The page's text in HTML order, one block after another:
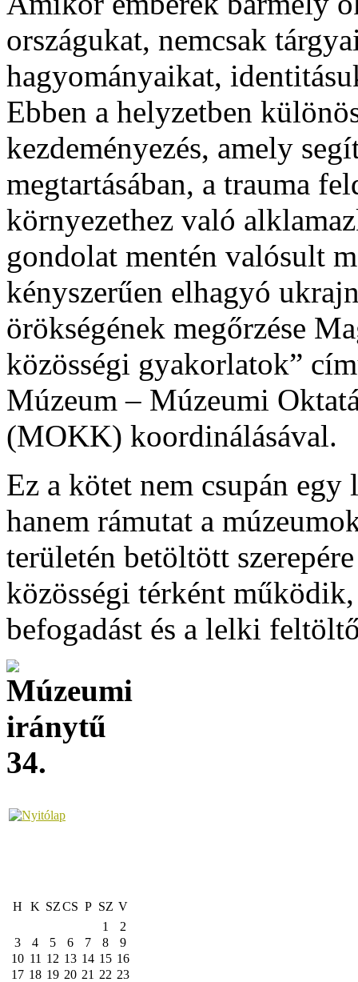
országukat, nemcsak
hagyományaikat,
Ebben a helyzetben
kezdeményezés, amely
megtartásában, a trauma
környezethez való
gondolat mentén valósult
kényszerűen elhagyó
örökségének megőrzése
közösségi gyakorlatok”
Múzeum – Múzeumi
(MOKK) koordinálásával.
Ez a kötet nem csupán
hanem rámutat a
területén betöltött
közösségi térként
befogadást és a lelki
H K SZCS P SZ V
1
2
3
4 5 6 7 8
9
10 11 12 13 14 15 16
17 18 19 20 21 22 23